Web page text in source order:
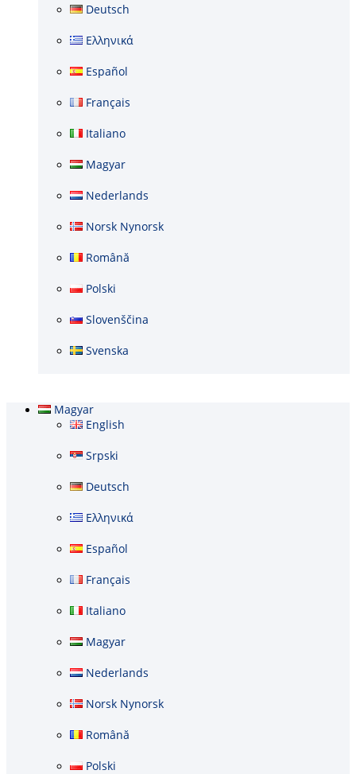
Deutsch
Ελληνικά
Español
Français
Italiano
Magyar
Nederlands
Norsk Nynorsk
Română
Polski
Slovenščina
Svenska
Magyar
English
Srpski
Deutsch
Ελληνικά
Español
Français
Italiano
Magyar
Nederlands
Norsk Nynorsk
Română
Polski